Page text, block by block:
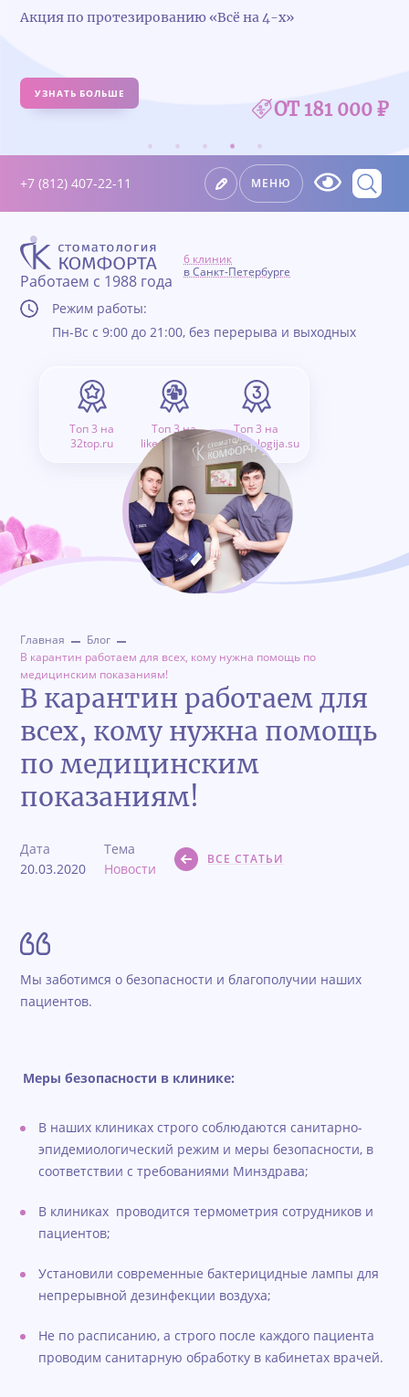
Акция по протезированию «Всё на 4-х»
УЗНАТЬ БОЛЬШЕ
ОТ 181 000 ₽
+7 (812) 407-22-11 МЕНЮ
Работаем с 1988 года
6 клиник
в Санкт-Петербурге
Режим работы:
Пн-Вс с 9:00 до 21:00, без перерыва и выходных
Топ 3 на
32top.ru
Топ 3 на
like.doctor.ru
Топ 3 на
stomatologija.su
Главная
Блог
В карантин работаем для всех, кому нужна помощь по
медицинским показаниям!
В карантин работаем для
всех, кому нужна помощь
по медицинским
показаниям!
Дата
20.03.2020
Тема
Новости
ВСЕ СТАТЬИ
Мы заботимся о безопасности и благополучии наших
пациентов.
Меры безопасности в клинике:
В наших клиниках строго соблюдаются санитарно-
эпидемиологический режим и меры безопасности, в
соответствии с требованиями Минздрава;
В клиниках проводится термометрия сотрудников и
пациентов;
Установили современные бактерицидные лампы для
непрерывной дезинфекции воздуха;
Не по расписанию, а строго после каждого пациента
проводим санитарную обработку в кабинетах врачей.